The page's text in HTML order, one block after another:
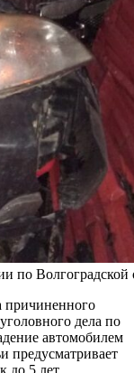
Волгоградской
причиненного
дела по
автомобилем
предусматривает
до 5 лет.